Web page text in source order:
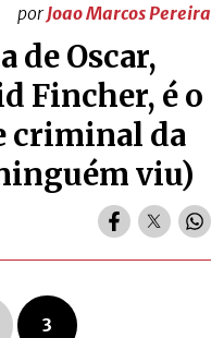
porJoao Marcos Pereira
de Oscar,
Fincher, é o
criminal da
viu)
3